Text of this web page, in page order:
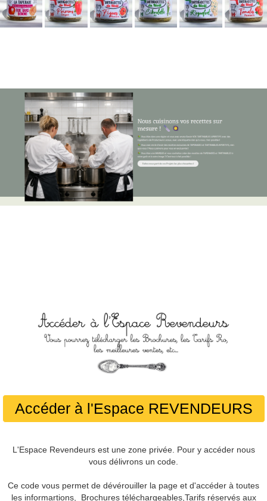
Accéder à l'Espace REVENDEURS
L'Espace Revendeurs est une zone privée. Pour y accéder nous
vous délivrons un code.
Ce code vous permet de dévérouiller la page et d'accéder à toutes
les informartions, Brochures téléchargeables,Tarifs réservés aux